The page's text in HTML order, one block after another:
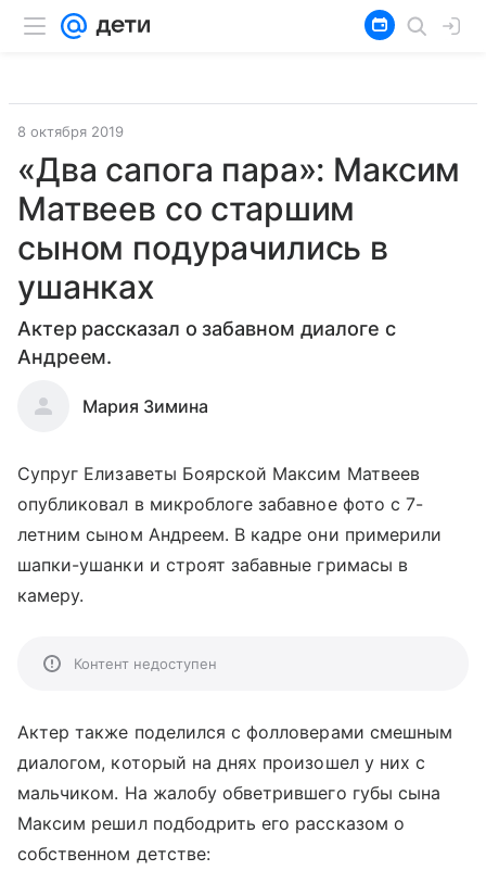
8 октября 2019
«Два сапога пара»: Максим
Матвеев со старшим
сыном подурачились в
ушанках
Актер рассказал о забавном диалоге с
Андреем.
Мария Зимина
Супруг Елизаветы Боярской Максим Матвеев
опубликовал в микроблоге забавное фото с 7-
летним сыном Андреем. В кадре они примерили
шапки-ушанки и строят забавные гримасы в
камеру.
Контент недоступен
Актер также поделился с фолловерами смешным
диалогом, который на днях произошел у них с
мальчиком. На жалобу обветрившего губы сына
Максим решил подбодрить его рассказом о
собственном детстве: